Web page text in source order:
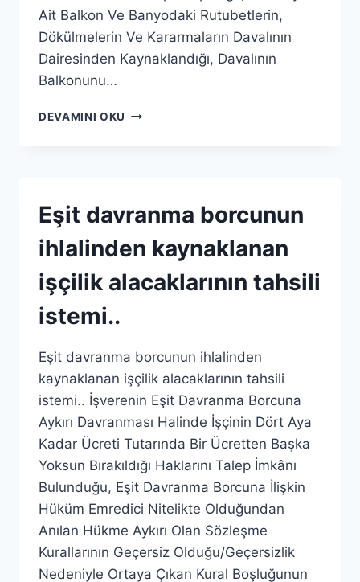
Ait Balkon Ve Banyodaki Rutubetlerin,
Dökülmelerin Ve Kararmaların Davalının
Dairesinden Kaynaklandığı, Davalının
Balkonunu…
DEVAMINI OKU
Eşit davranma borcunun
ihlalinden kaynaklanan
işçilik alacaklarının tahsili
istemi..
Eşit davranma borcunun ihlalinden
kaynaklanan işçilik alacaklarının tahsili
istemi.. İşverenin Eşit Davranma Borcuna
Aykırı Davranması Halinde İşçinin Dört Aya
Kadar Ücreti Tutarında Bir Ücretten Başka
Yoksun Bırakıldığı Haklarını Talep İmkânı
Bulunduğu, Eşit Davranma Borcuna İlişkin
Hüküm Emredici Nitelikte Olduğundan
Anılan Hükme Aykırı Olan Sözleşme
Kurallarının Geçersiz Olduğu/Geçersizlik
Nedeniyle Ortaya Çıkan Kural Boşluğunun